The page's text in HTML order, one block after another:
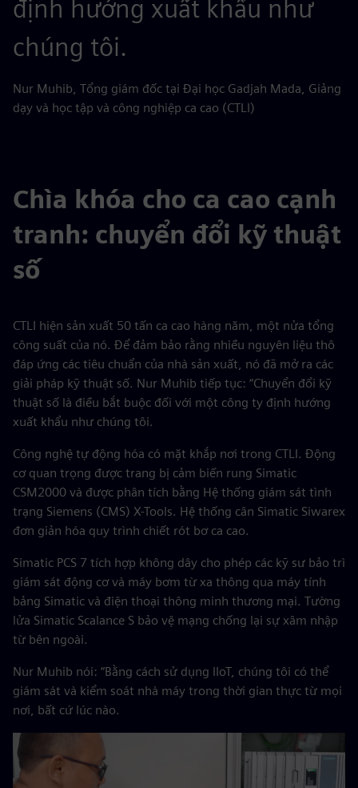
định hướng xuất khẩu như
chúng tôi.
Nur Muhib, Tổng giám đốc tại Đại học Gadjah Mada, Giảng
dạy và học tập và công nghiệp ca cao (CTLI)
Chìa khóa cho ca cao cạnh
tranh: chuyển đổi kỹ thuật
số
CTLI hiện sản xuất 50 tấn ca cao hàng năm, một nửa tổng
công suất của nó. Để đảm bảo rằng nhiều nguyên liệu thô
đáp ứng các tiêu chuẩn của nhà sản xuất, nó đã mở ra các
giải pháp kỹ thuật số. Nur Muhib tiếp tục: “Chuyển đổi kỹ
thuật số là điều bắt buộc đối với một công ty định hướng
xuất khẩu như chúng tôi.
Công nghệ tự động hóa có mặt khắp nơi trong CTLI. Động
cơ quan trọng được trang bị cảm biến rung Simatic
CSM2000 và được phân tích bằng Hệ thống giám sát tình
trạng Siemens (CMS) X-Tools. Hệ thống cân Simatic Siwarex
đơn giản hóa quy trình chiết rót bơ ca cao.
Simatic PCS 7 tích hợp không dây cho phép các kỹ sư bảo trì
giám sát động cơ và máy bơm từ xa thông qua máy tính
bảng Simatic và điện thoại thông minh thương mại. Tường
lửa Simatic Scalance S bảo vệ mạng chống lại sự xâm nhập
từ bên ngoài.
Nur Muhib nói: “Bằng cách sử dụng IIoT, chúng tôi có thể
giám sát và kiểm soát nhà máy trong thời gian thực từ mọi
nơi, bất cứ lúc nào.